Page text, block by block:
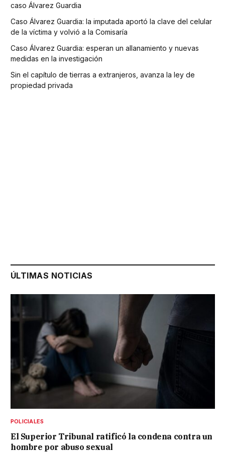
caso Álvarez Guardia
Caso Álvarez Guardia: la imputada aportó la clave del celular
de la víctima y volvió a la Comisaría
Caso Álvarez Guardia: esperan un allanamiento y nuevas
medidas en la investigación
Sin el capítulo de tierras a extranjeros, avanza la ley de
propiedad privada
ÚLTIMAS NOTICIAS
POLICIALES
El Superior Tribunal ratificó la condena contra un
hombre por abuso sexual